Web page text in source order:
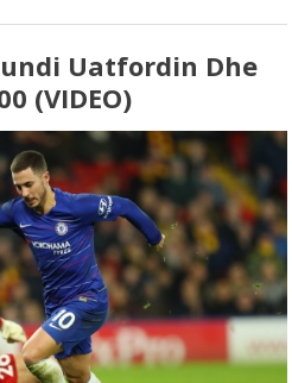
Uatfordin Dhe
(VIDEO)